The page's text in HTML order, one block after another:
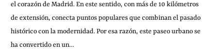
el corazón de Madrid. En este sentido, con más de 10 kilómetros
de extensión, conecta puntos populares que combinan el pasado
histórico con la modernidad. Por esa razón, este paseo urbano se
ha convertido en un…